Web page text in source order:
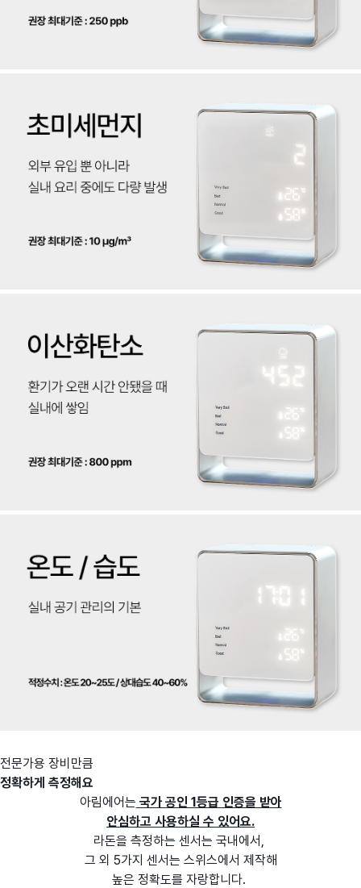
전문가용 장비만큼
정확하게 측정해요
아림에어는 국가 공인 1등급 인증을 받아
안심하고 사용하실 수 있어요.
라돈을 측정하는 센서는 국내에서,
그 외 5가지 센서는 스위스에서 제작해
높은 정확도를 자랑합니다.